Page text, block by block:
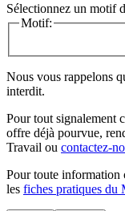
Sélectionnez un motif
Motif:
Nous vous rappelons
interdit.
Pour tout signalement
offre déjà pourvue,
Travail ou contactez-
Pour toute information
les fiches pratiques du